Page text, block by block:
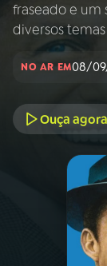
01INÍCIO
02A RÁDIO
fraseado e
diversos
NO AR EM08/
Ouça agora